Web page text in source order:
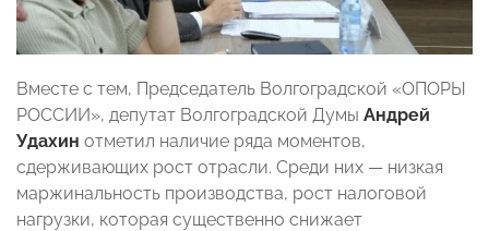
Вместе с тем, Председатель Волгоградской «ОПОРЫ
РОССИИ», депутат Волгоградской Думы Андрей
Удахин отметил наличие ряда моментов,
сдерживающих рост отрасли. Среди них — низкая
маржинальность производства, рост налоговой
нагрузки, которая существенно снижает